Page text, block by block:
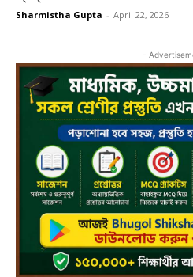
Sharmistha Gupta - April 22, 2026
-